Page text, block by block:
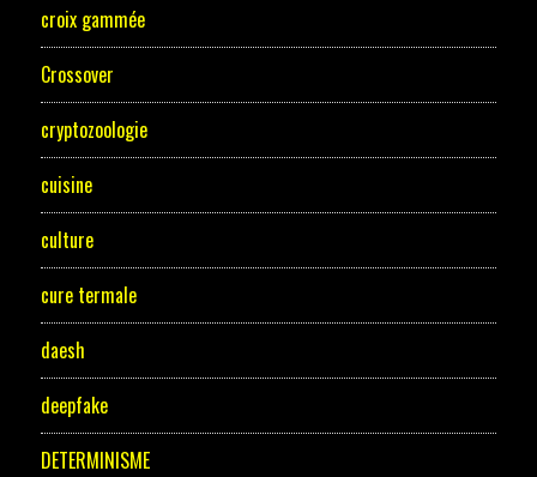
croix gammée
Crossover
cryptozoologie
cuisine
culture
cure termale
daesh
deepfake
DETERMINISME